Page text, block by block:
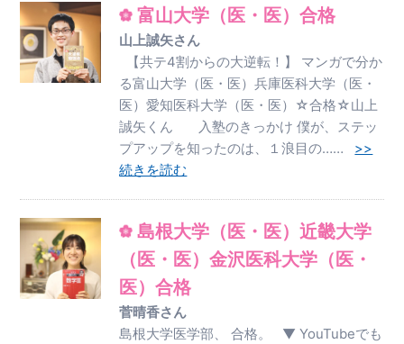
富山大学（医・医）合格
山上誠矢さん
【共テ4割からの大逆転！】 マンガで分か
る富山大学（医・医）兵庫医科大学（医・
医）愛知医科大学（医・医）☆合格☆山上
誠矢くん 入塾のきっかけ 僕が、ステッ
プアップを知ったのは、１浪目の…… >>
続きを読む
島根大学（医・医）近畿大学
（医・医）金沢医科大学（医・
医）合格
菅晴香さん
島根大学医学部、 合格。 ▼ YouTubeでも